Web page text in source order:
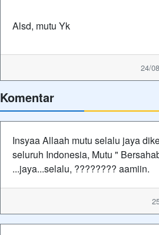
Alsd, mutu Yk
24/
Komentar
Insyaa Allaah mutu selalu jaya
seluruh Indonesia, Mutu "
...jaya...selalu, ???????? aamiin.